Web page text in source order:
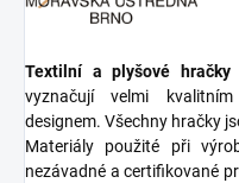
Textilní a plyšové hračky
vyznačují velmi
designem. Všechny hračky
Materiály použité při
nezávadné a certifikované